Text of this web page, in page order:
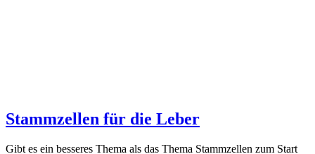
Stammzellen für die Leber
Gibt es ein besseres Thema als das Thema Stammzellen zum Start